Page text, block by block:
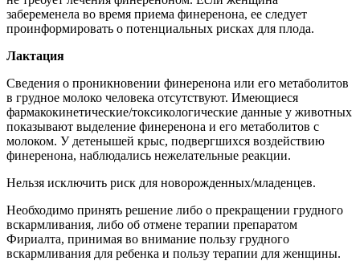
забеременела во время приема финеренона, ее следует
проинформировать о потенциальных рисках для плода.
Лактация
Сведения о проникновении финеренона или его метаболитов
в грудное молоко человека отсутствуют. Имеющиеся
фармакокинетические/токсикологические данные у животных
показывают выделение финеренона и его метаболитов с
молоком. У детенышей крыс, подвергшихся воздействию
финеренона, наблюдались нежелательные реакции.
Нельзя исключить риск для новорожденных/младенцев.
Необходимо принять решение либо о прекращении грудного
вскармливания, либо об отмене терапии препаратом
Фириалта, принимая во внимание пользу грудного
вскармливания для ребенка и пользу терапии для женщины.